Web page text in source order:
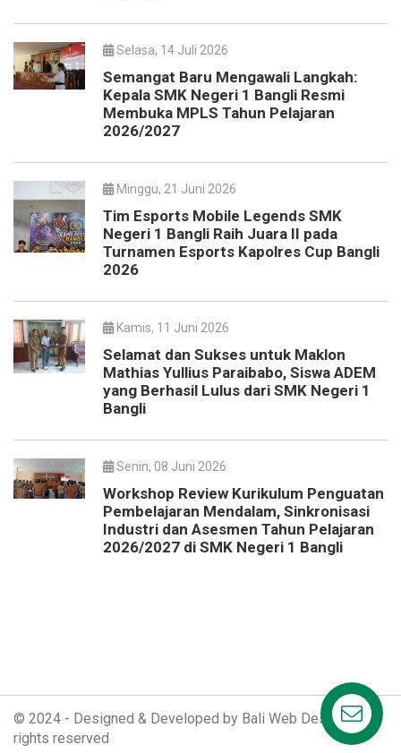
Selasa, 14 Juli 2026
Semangat Baru Mengawali Langkah:
Kepala SMK Negeri 1 Bangli Resmi
Membuka MPLS Tahun Pelajaran
2026/2027
Minggu, 21 Juni 2026
Tim Esports Mobile Legends SMK
Negeri 1 Bangli Raih Juara II pada
Turnamen Esports Kapolres Cup Bangli
2026
Kamis, 11 Juni 2026
Selamat dan Sukses untuk Maklon
Mathias Yullius Paraibabo, Siswa ADEM
yang Berhasil Lulus dari SMK Negeri 1
Bangli
Senin, 08 Juni 2026
Workshop Review Kurikulum Penguatan
Pembelajaran Mendalam, Sinkronisasi
Industri dan Asesmen Tahun Pelajaran
2026/2027 di SMK Negeri 1 Bangli
© 2024 - Designed & Developed by Bali Web Design. All
rights reserved